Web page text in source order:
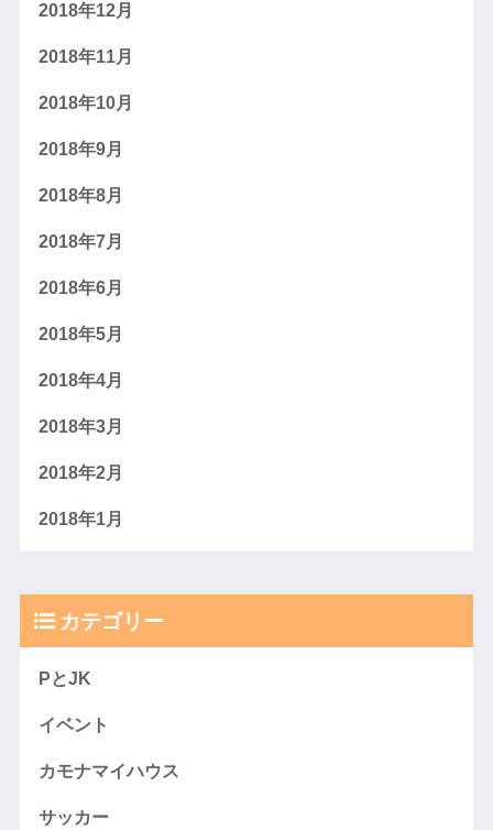
2018年12月
2018年11月
2018年10月
2018年9月
2018年8月
2018年7月
2018年6月
2018年5月
2018年4月
2018年3月
2018年2月
2018年1月
カテゴリー
PとJK
イベント
カモナマイハウス
サッカー